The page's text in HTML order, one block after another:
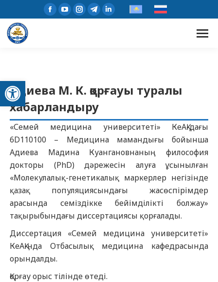
Open toolbar
Адиева М. К. қорғауы туралы
хабарландыру
«Семей медицина университеті» КеАҚ-дағы
6D110100 – Медицина мамандығы бойынша
Адиева Мадина Куангановнаның философия
докторы (PhD) дәрежесін алуға ұсынылған
«Молекулалық-генетикалық маркерлер негізінде
қазақ популяциясындағы жасөспірімдер
арасында семіздікке бейімділікті болжау»
тақырыбындағы диссертациясы қорғалады.
Диссертация «Семей медицина университеті»
КеАҚ-нда Отбасылық медицина кафедрасында
орындалды.
Қорғау орыс тілінде өтеді.